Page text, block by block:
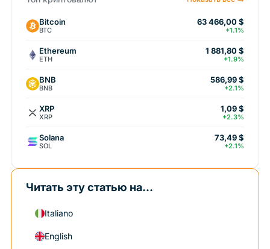
Bitcoin
BTC
63 466,00 $
+1.1%
Ethereum
ETH
1 881,80 $
+1.9%
BNB
BNB
586,99 $
+2.1%
XRP
XRP
1,09 $
+2.3%
Solana
SOL
73,49 $
+2.1%
Читать эту статью на...
Italiano
English